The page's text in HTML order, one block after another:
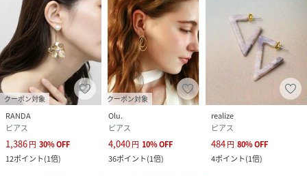
クーポン対象
RANDA
ピアス
1,386円 30%OFF
12ポイント(1倍)
クーポン対象
Olu.
ピアス
4,040円 10%OFF
36ポイント(1倍)
realize
ピアス
484円 80%OFF
4ポイント(1倍)